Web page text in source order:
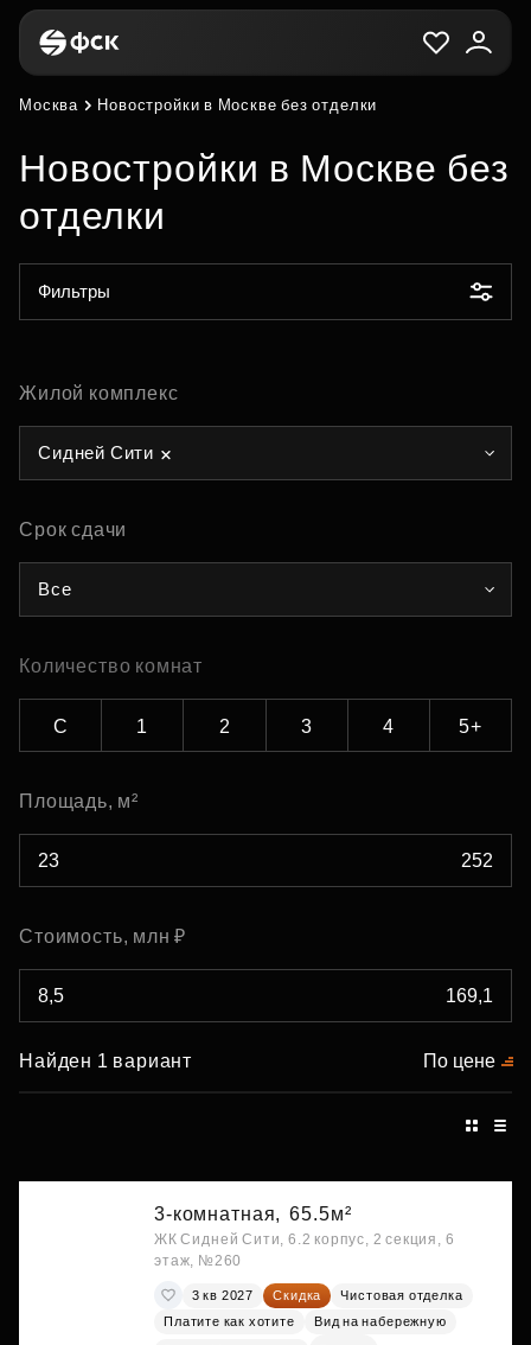
Москва Новостройки в Москве без отделки
Новостройки в Москве без
отделки
Фильтры
Жилой комплекс
Сидней Сити
Срок сдачи
Все
Количество комнат
С 1 2 3 4 5+
Площадь, м²
Стоимость, млн ₽
Найден 1 вариант По цене
3-комнатная, 65.5м²
ЖК Сидней Сити, 6.2 корпус, 2 секция, 6
этаж, №260
3 кв 2027 Скидка
Чистовая отделка
Платите как хотите
Вид на набережную